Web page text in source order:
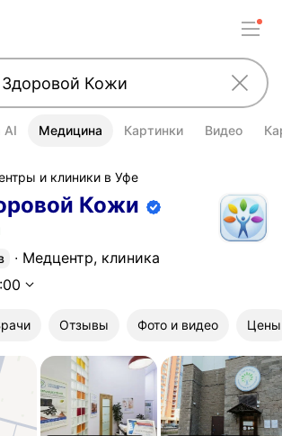
AI Медицина Картинки Видео
и клиники в Уфе
Кожи
об организации
Медцентр, клиника
Отзывы Фото и видео Цены